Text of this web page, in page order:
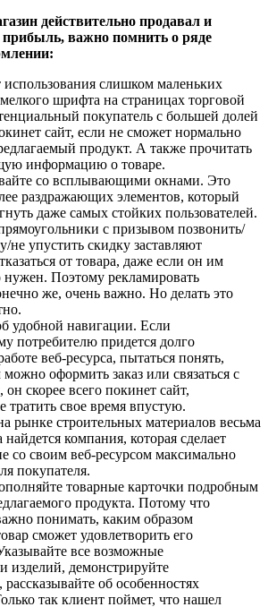
действительно продавал и
важно помнить о ряде
использования слишком маленьких
шрифта на страницах торговой
покупатель с большей долей
сайт, если не сможет нормально
продукт. А также прочитать
информацию о товаре.
со всплывающими окнами. Это
раздражающих элементов, который
даже самых стойких пользователей.
с призывом позвонить/
не упустить скидку заставляют
от товара, даже если он им
нужен. Поэтому рекламировать
же, очень важно. Но делать это
удобной навигации. Если
потребителю придется долго
веб-ресурса, пытаться понять,
оформить заказ или связаться с
он скорее всего покинет сайт,
тратить свое время впустую.
рынке строительных материалов весьма
компания, которая сделает
со своим веб-ресурсом максимально
покупателя.
товарные карточки подробным
продукта. Потому что
понимать, каким образом
сможет удовлетворить его
все возможные
изделий, демонстрируйте
об особенностях
так клиент поймет, что нашел